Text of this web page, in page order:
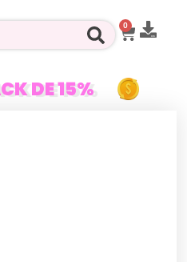
0
DE 15%